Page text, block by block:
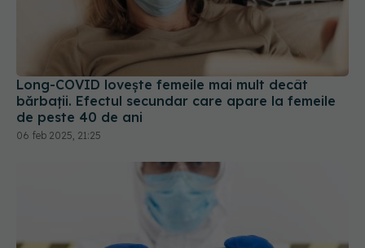
Long-COVID lovește femeile mai mult decât
bărbații. Efectul secundar care apare la femeile
06 feb 2025, 21:25